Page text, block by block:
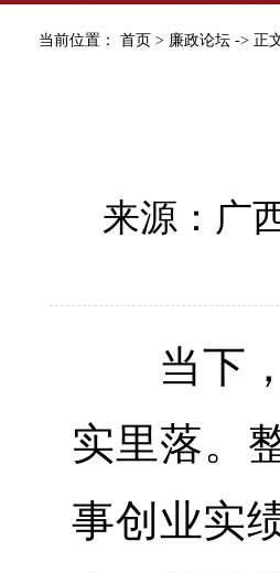
当前位置： 首页 > 廉政论坛 -> 正
来源：广
当下，
实里落。
事创业实